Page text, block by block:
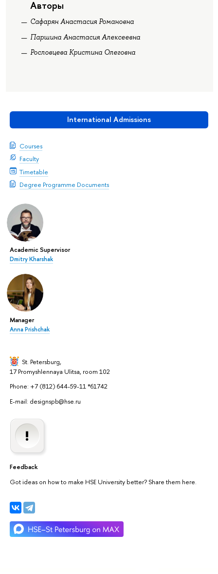
International Admissions
Courses
Faculty
Timetable
Degree Programme Documents
Academic Supervisor
Dmitry Kharshak
Manager
Anna Prishchak
St. Petersburg,
17 Promyshlennaya Ulitsa, room 102
Phone: +7 (812) 644-59-11 *61742
E-mail: designspb@hse.ru
Feedback
Got ideas on how to make HSE University better? Share them here.
Авторы
Сафарян Анастасия Романовна
Паршина Анастасия Алексеевна
Рословцева Кристина Олеговна